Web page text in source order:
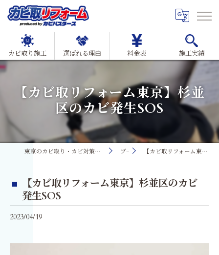
カビ取り施工 選ばれる理由 料金表 施工実績
【カビ取リフォーム東京】杉並
区のカビ発生SOS
東京のカビ取り・カビ対策ならMIST工法®カビ取リフォーム ブログ 【カビ取リフォーム東京】杉並区のカビ発生SOS
【カビ取リフォーム東京】杉並区のカビ
発生SOS
2023/04/19